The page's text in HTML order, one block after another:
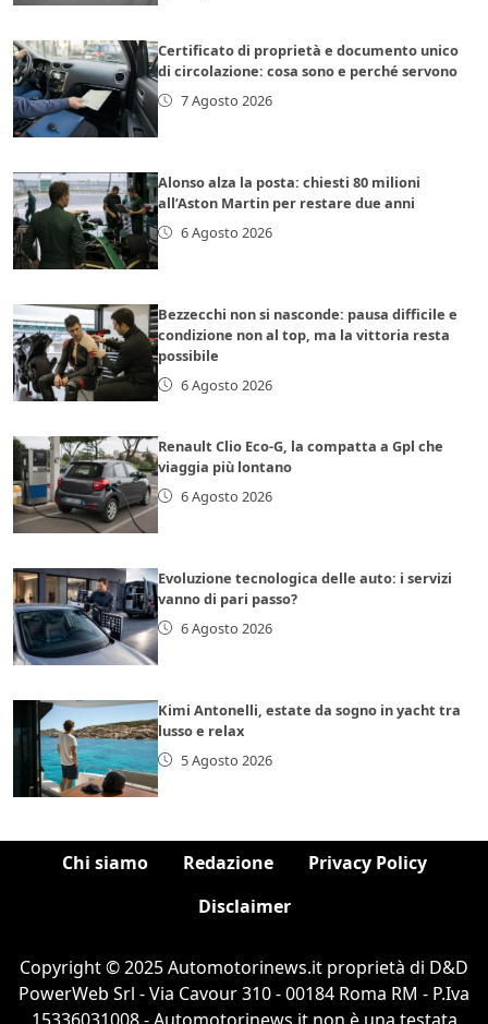
Certificato di proprietà e documento unico
di circolazione: cosa sono e perché servono
7 Agosto 2026
Alonso alza la posta: chiesti 80 milioni
all’Aston Martin per restare due anni
6 Agosto 2026
Bezzecchi non si nasconde: pausa difficile e
condizione non al top, ma la vittoria resta
possibile
6 Agosto 2026
Renault Clio Eco-G, la compatta a Gpl che
viaggia più lontano
6 Agosto 2026
Evoluzione tecnologica delle auto: i servizi
vanno di pari passo?
6 Agosto 2026
Kimi Antonelli, estate da sogno in yacht tra
lusso e relax
5 Agosto 2026
Chi siamo Redazione
Privacy Policy
Disclaimer
Copyright © 2025 Automotorinews.it proprietà di D&D
PowerWeb Srl - Via Cavour 310 - 00184 Roma RM - P.Iva
15336031008 - Automotorinews.it non è una testata